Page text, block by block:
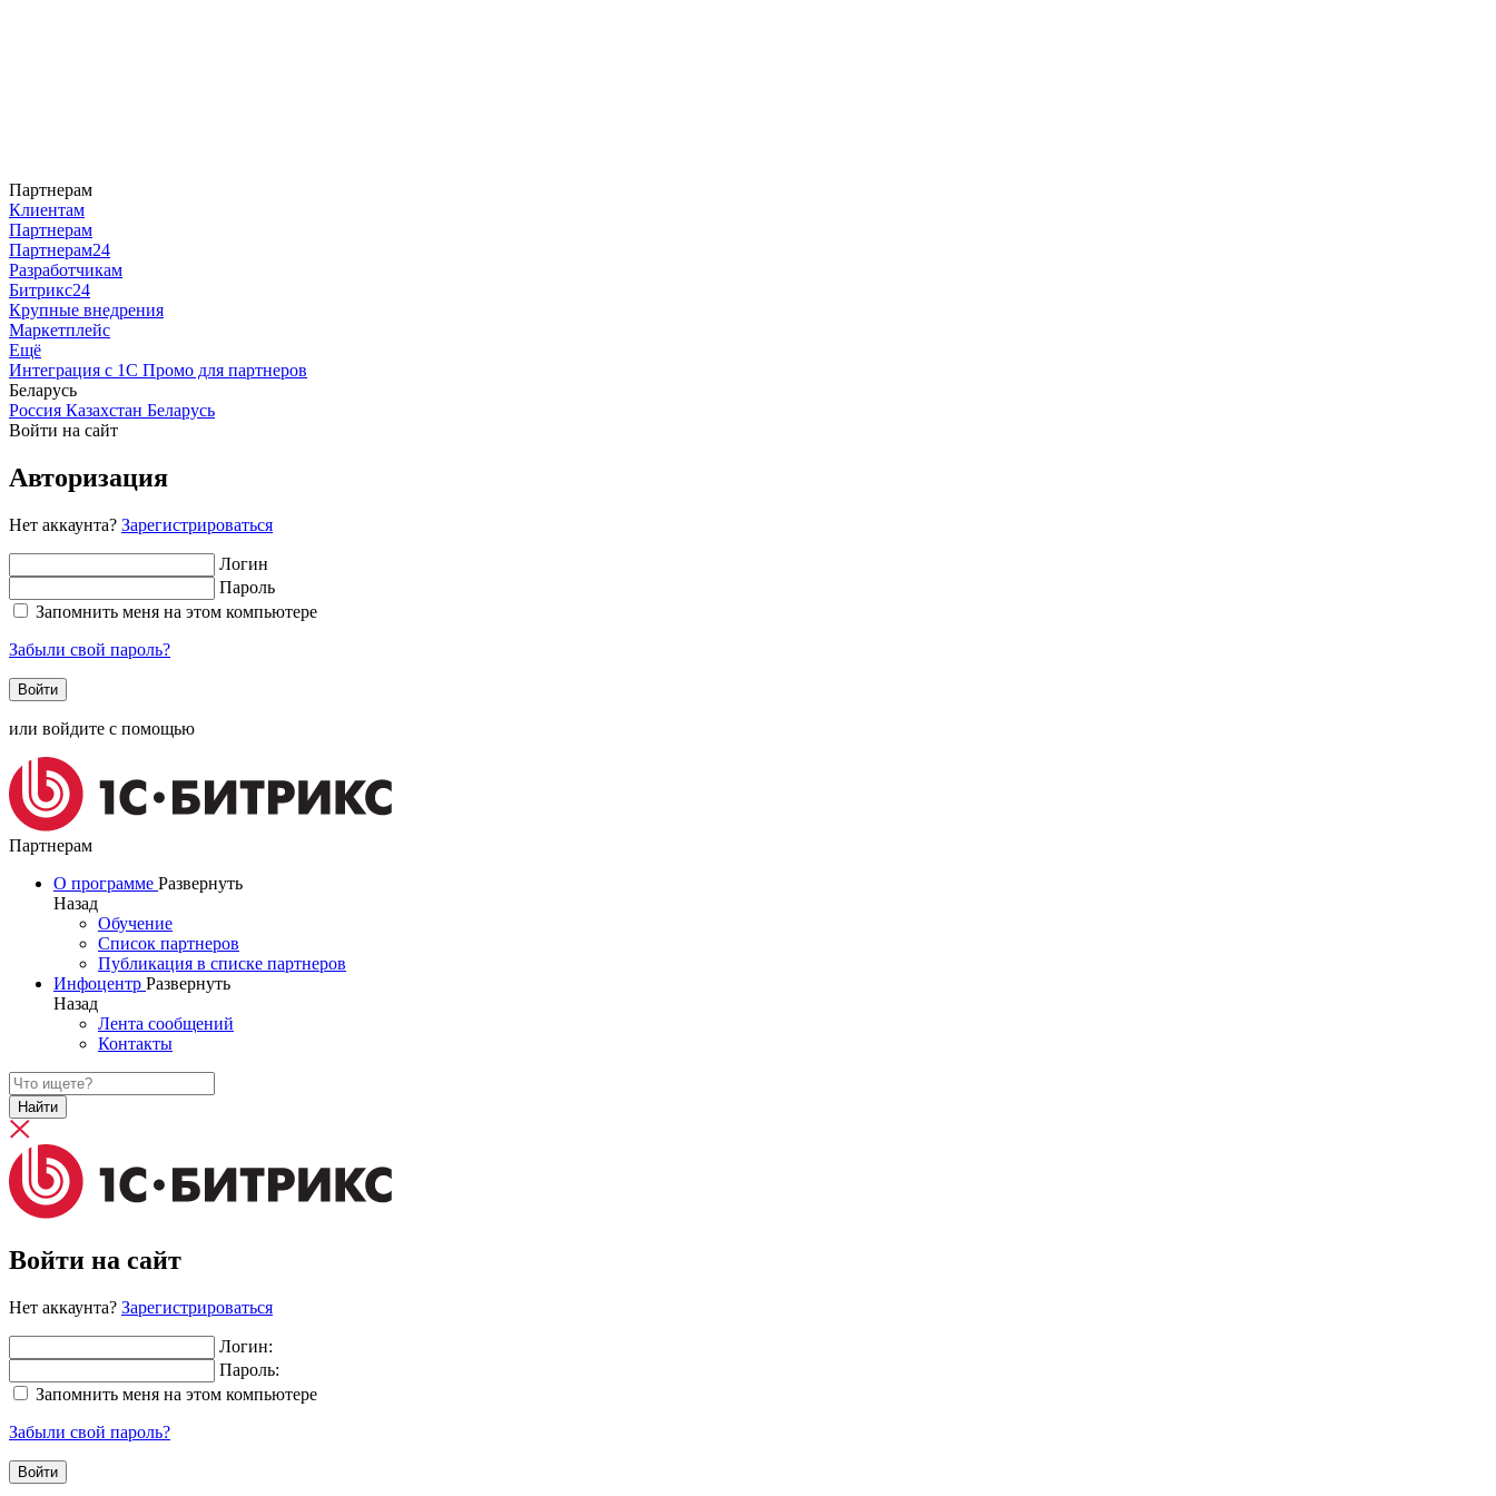
Партнерам
Клиентам
Партнерам
Партнерам24
Разработчикам
Битрикс24
Крупные внедрения
Маркетплейс
Ещё
Интеграция с 1С Промо для партнеров
Беларусь
Россия Казахстан Беларусь
Войти на сайт
Авторизация
Нет аккаунта? Зарегистрироваться
Логин
Пароль
Запомнить меня на этом компьютере
Забыли свой пароль?
или войдите с помощью
Партнерам
О программе Развернуть
Назад
Обучение
Список партнеров
Публикация в списке партнеров
Инфоцентр Развернуть
Назад
Лента сообщений
Контакты
Найти
Войти на сайт
Нет аккаунта? Зарегистрироваться
Логин:
Пароль:
Запомнить меня на этом компьютере
Забыли свой пароль?